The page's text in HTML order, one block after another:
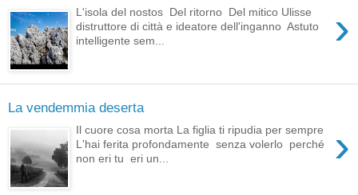
›
L'isola del nostos Del ritorno Del mitico Ulisse
distruttore di città e ideatore dell'inganno Astuto
intelligente sem...
La vendemmia deserta
›
Il cuore cosa morta La figlia ti ripudia per sempre
L'hai ferita profondamente senza volerlo perché
non eri tu eri un...